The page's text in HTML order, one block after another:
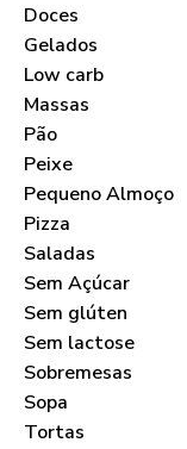
Doces
Gelados
Low carb
Massas
Pão
Peixe
Pequeno Almoço
Pizza
Saladas
Sem Açúcar
Sem glúten
Sem lactose
Sobremesas
Sopa
Tortas